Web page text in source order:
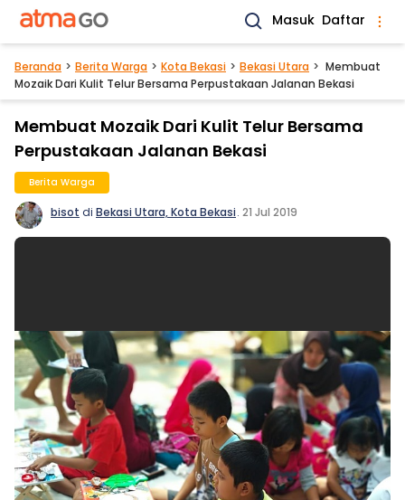
Masuk Daftar
Beranda Berita Warga Kota Bekasi Bekasi Utara
Membuat
Mozaik Dari Kulit Telur Bersama Perpustakaan Jalanan Bekasi
Membuat Mozaik Dari Kulit Telur Bersama
Perpustakaan Jalanan Bekasi
Berita Warga
bisot di Bekasi Utara, Kota Bekasi. 21 Jul 2019